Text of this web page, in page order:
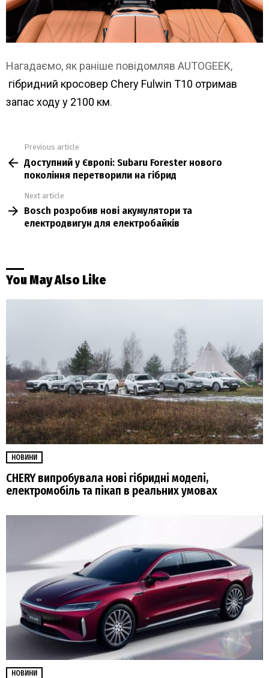
Нагадаємо, як раніше повідомляв AUTOGEEK,
гібридний кросовер Chery Fulwin T10 отримав
запас ходу у 2100 км.
more
Previous article
Доступний у Європі: Subaru Forester нового
покоління перетворили на гібрид
Next article
Bosch розробив нові акумулятори та
електродвигун для електробайків
You May Also Like
НОВИНИ
CHERY випробувала нові гібридні моделі,
електромобіль та пікап в реальних умовах
НОВИНИ